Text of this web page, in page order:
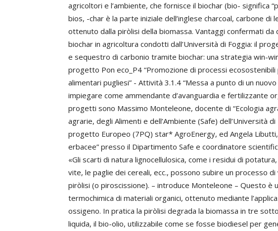
agricoltori e l’ambiente, che fornisce il biochar (bio- significa
bios, -char è la parte iniziale dell’inglese charcoal, carbone di
ottenuto dalla piròlisi della biomassa. Vantaggi confermati da
biochar in agricoltura condotti dall’Università di Foggia: il
e sequestro di carbonio tramite biochar: una strategia win-
progetto Pon eco_P4 “Promozione di processi
alimentari pugliesi” - Attività 3.1.4 “Messa a punto di un
impiegare come ammendante d’avanguardia e fertilizzante
progetti sono Massimo Monteleone, docente di “Ecologia
agrarie, degli Alimenti e dell’Ambiente (Safe) dell’Università
progetto Europeo (7PQ) star* AgroEnergy, ed Angela
erbacee” presso il Dipartimento Safe e coordinatore
«Gli scarti di natura lignocellulosica, come i residui di
vite, le paglie dei cereali, ecc., possono subire un processo
piròlisi (o piroscissione). – introduce Monteleone – Questo è
termochimica di materiali organici, ottenuto mediante
ossigeno. In pratica la piròlisi degrada la biomassa in tre
liquida, il bio-olio, utilizzabile come se fosse biodiesel per